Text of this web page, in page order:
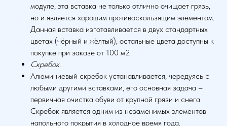
модуле, эта вставка не только отлично очищает грязь,
но и является хорошим противоскользящим элементом.
Данная вставка изготавливается в двух стандартных
цветах (чёрный и жёлтый), остальные цвета доступны к
покупке при заказе от 100 м2.
Скребок.
Алюминиевый скребок устанавливается, чередуясь с
любыми другими вставками, его основная задача –
первичная очистка обуви от крупной грязи и снега.
Скребок является одним из незаменимых элементов
напольного покрытия в холодное время года.